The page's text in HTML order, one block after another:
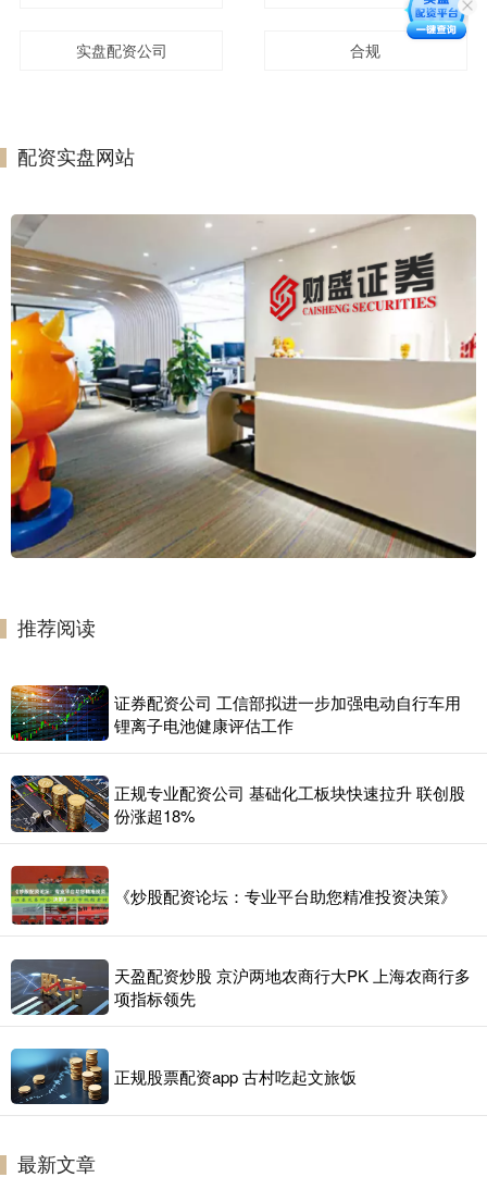
实盘配资公司 合规
配资实盘网站
推荐阅读
证券配资公司 工信部拟进一步加强电动自行车用
锂离子电池健康评估工作
正规专业配资公司 基础化工板块快速拉升 联创股
份涨超18%
《炒股配资论坛：专业平台助您精准投资决策》
天盈配资炒股 京沪两地农商行大PK 上海农商行多
项指标领先
正规股票配资app 古村吃起文旅饭
最新文章